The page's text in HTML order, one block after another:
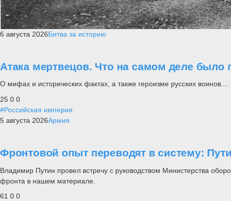
6 августа 2026Битва за историю
Атака мертвецов. Что на самом деле было
О мифах и исторических фактах, а также героизме русских воинов....
25 0 0
#Российская империя
5 августа 2026Армия
Фронтовой опыт переводят в систему:
Владимир Путин провел встречу с руководством Министерства
фронта в нашем материале.
61 0 0